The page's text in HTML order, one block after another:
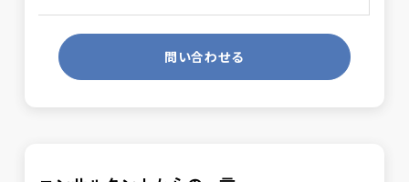
問い合わせる